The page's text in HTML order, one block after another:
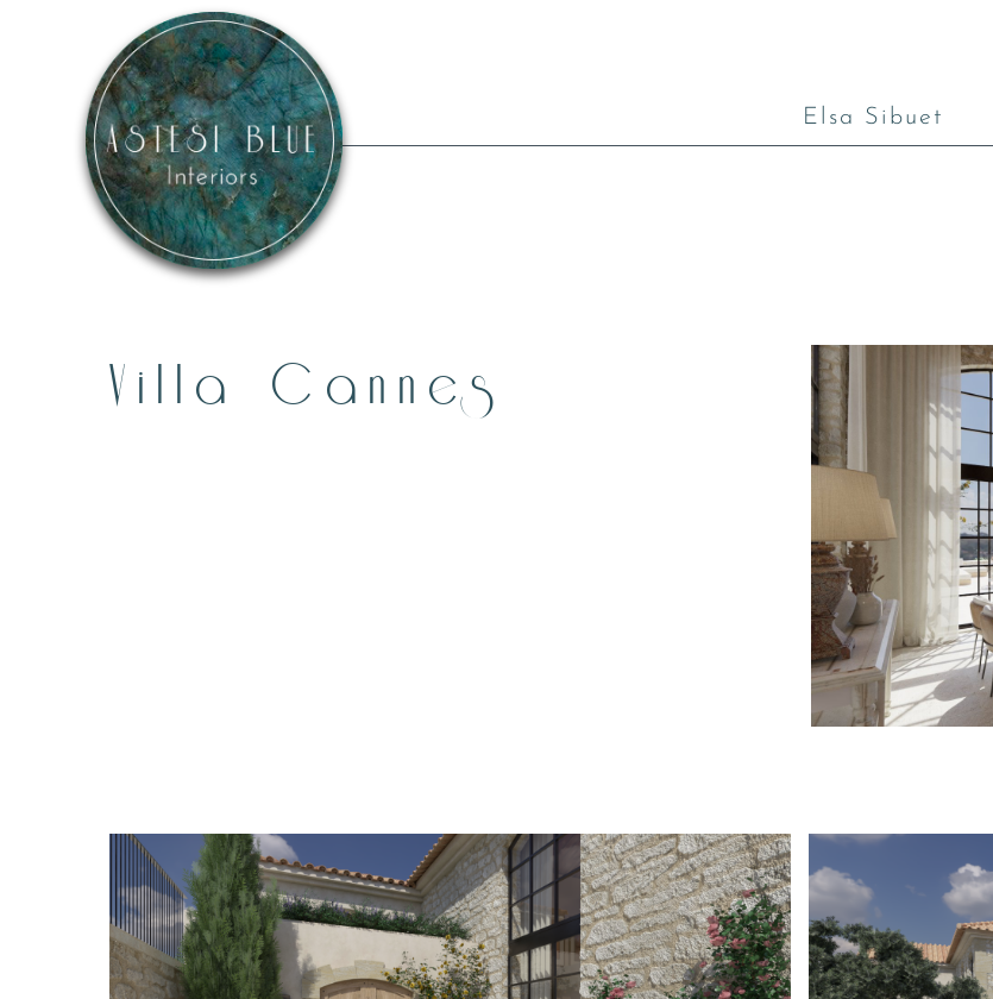
content
Elsa Sibuet
Villa Cannes